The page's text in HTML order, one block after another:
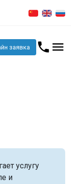
заявка
услугу
и